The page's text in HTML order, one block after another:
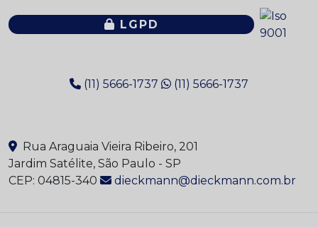
LGPD
(11) 5666-1737 (11) 5666-1737
Rua Araguaia Vieira Ribeiro, 201
Jardim Satélite, São Paulo - SP
CEP: 04815-340
dieckmann@dieckmann.com.br